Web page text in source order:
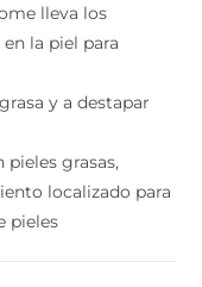
lleva los
la piel para
y a destapar
grasas,
localizado para
pieles